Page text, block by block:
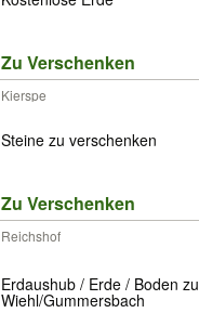
Zu Verschenken
Kierspe
Steine zu verschenken
Zu Verschenken
Reichshof
Erdaushub / Erde / Boden
Wiehl/Gummersbach